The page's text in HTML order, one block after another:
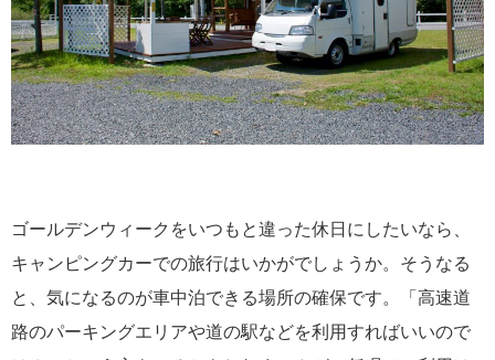
ゴールデンウィークをいつもと違った休日にしたいなら、
キャンピングカーでの旅行はいかがでしょうか。そうなる
と、気になるのが車中泊できる場所の確保です。「高速道
路のパーキングエリアや道の駅などを利用すればいいので